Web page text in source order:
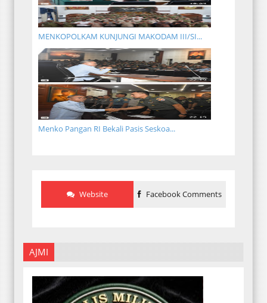
MENKOPOLKAM KUNJUNGI MAKODAM III/SI...
Menko Pangan RI Bekali Pasis Seskoa...
Website Facebook Comments
AJMI